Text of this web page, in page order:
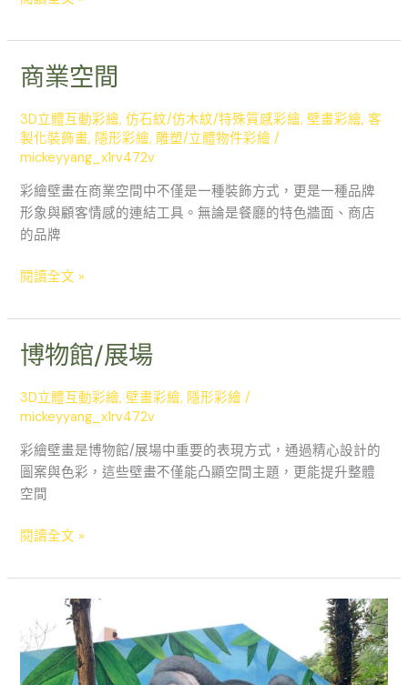
商業空間
3D立體互動彩繪,仿石紋/仿木紋/特殊質感彩繪,壁畫彩繪,客
製化裝飾畫, 隱形彩繪,雕塑/立體物件彩繪 /
mickeyyang_x1rv472v
彩繪壁畫在商業空間中不僅是一種裝飾方式，更是一種品牌
形象與顧客情感的連結工具。無論是餐廳的特色牆面、商店
的品牌
商
業
空
間
閱讀全文 »
博物館/展場
3D立體互動彩繪,壁畫彩繪, 隱形彩繪 /
mickeyyang_x1rv472v
彩繪壁畫是博物館/展場中重要的表現方式，通過精心設計的
圖案與色彩，這些壁畫不僅能凸顯空間主題，更能提升整體
空間
博
物
館/
展
閱讀全文 »
北
市
立